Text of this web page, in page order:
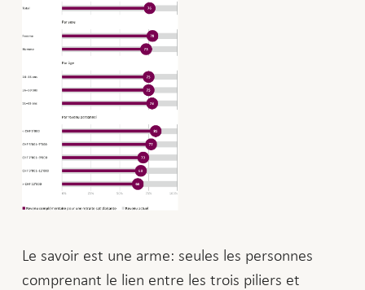
Le savoir est une arme: seules les personnes
comprenant le lien entre les trois piliers et